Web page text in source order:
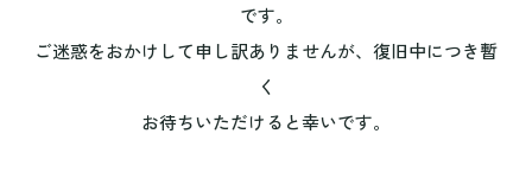
です。
ご迷惑をおかけして申し訳ありませんが、復旧中につき暫
く
お待ちいただけると幸いです。